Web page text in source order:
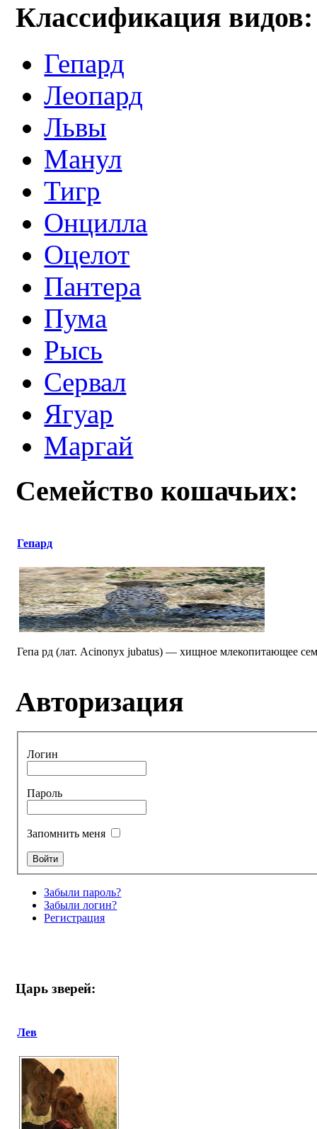
Классификация видов:
Гепард
Леопард
Львы
Манул
Тигр
Онцилла
Оцелот
Пантера
Пума
Рысь
Сервал
Ягуар
Маргай
Семейство кошачьих:
Гепард
Гепа рд (лат. Acinonyx jubatus) — хищное млекопитающее
Авторизация
Логин
Пароль
Запомнить меня
Забыли пароль?
Забыли логин?
Регистрация
Царь зверей:
Лев